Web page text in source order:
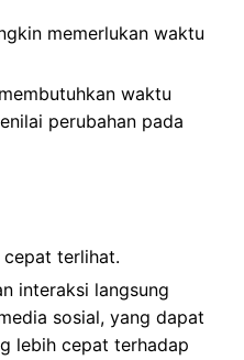
memerlukan waktu
waktu
perubahan pada
cepat terlihat.
interaksi langsung
sosial, yang dapat
lebih cepat terhadap